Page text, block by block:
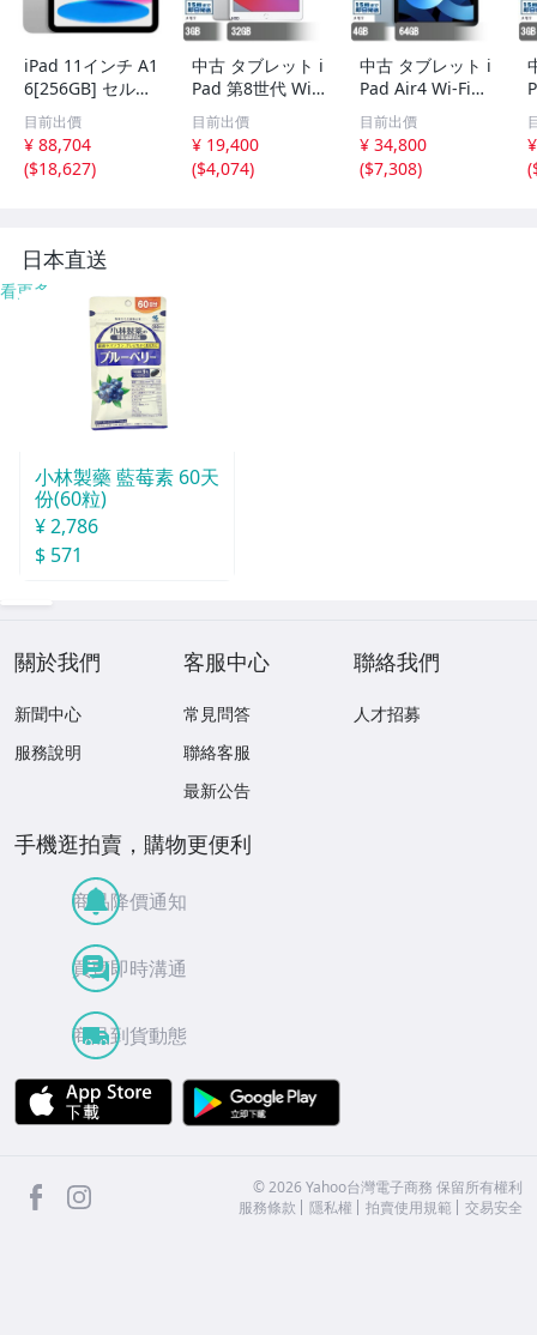
iPad 11インチ A1
6[256GB] セルラ
ー SIMフリー シ
ルバー【安心…
目前出價
¥ 88,704
($18,627)
中古 タブレット i
Pad 第8世代 Wi-F
iモデル 32GB 本
体 10.2インチ iPa
dOS Apple アッ
プル 6ヶ月保証
目前出價
¥ 19,400
($4,074)
中古 タブレット i
Pad Air4 Wi-Fiモ
デル 64GB 本体 1
0.9インチ iPadO
S Apple アップル
6ヶ月保証
目前出價
¥ 34,800
($7,308)
(
日本直送
看更多
小林製藥 藍莓素 60天
份(60粒)
¥ 2,786
$ 571
關於我們
新聞中心
服務說明
客服中心
常見問答
聯絡客服
最新公告
聯絡我們
人才招募
手機逛拍賣，購物更便利
商品降價通知
買賣即時溝通
商品到貨動態
APP Store
facebook ©2026 Yahoo台灣電子商務 保留所有權利
服務條款
隱私權 拍賣使用規範 交易安全